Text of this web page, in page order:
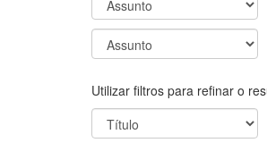
Utilizar filtros para refinar o